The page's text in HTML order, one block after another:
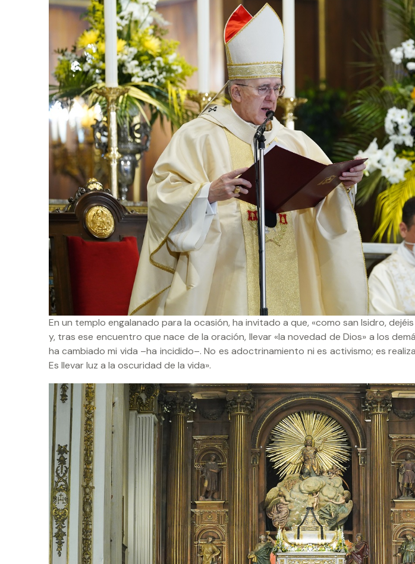
En un templo engalanado para la ocasión, ha invitado a que, «como san Isidro,
y, tras ese encuentro que nace de la oración, llevar «la novedad de Dios» a los
ha cambiado mi vida –ha incidido–. No es adoctrinamiento ni es activismo; es
Es llevar luz a la oscuridad de la vida».